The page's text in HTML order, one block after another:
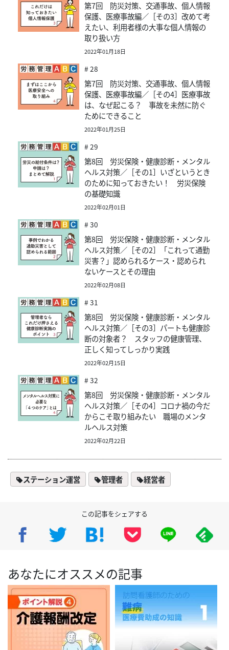
第7回 防災対策、交通事故、個人情報
保護、医療事故編／［その3］改めて考
えたい、利用者様の大事な個人情報の
取り扱い方
2022年01月18日
# 28
第7回 防災対策、交通事故、個人情報
保護、医療事故編／［その4］医療事故
は、なぜ起こる？ 事故を未然に防ぐ
ためにできること
2022年01月25日
# 29
第8回 労災保険・健康診断・メンタル
ヘルス対策／［その1］いざというとき
のために知っておきたい！ 労災保険
の基礎知識
2022年02月01日
# 30
第8回 労災保険・健康診断・メンタル
ヘルス対策／［その2］「これって通勤
災害？」認められるケース・認められ
ないケースとその理由
2022年02月08日
# 31
第8回 労災保険・健康診断・メンタル
ヘルス対策／［その3］パートも健康診
断の対象者？ スタッフの健康管理、
正しく知ってしっかり実践
2022年02月15日
# 32
第8回 労災保険・健康診断・メンタル
ヘルス対策／［その4］コロナ禍の今だ
からこそ取り組みたい 職場のメンタ
ルヘルス対策
2022年02月22日
ステーション運営 管理者 経営者
この記事をシェアする
あなたにオススメの記事